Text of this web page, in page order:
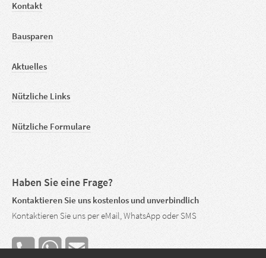
Kontakt
Bausparen
Aktuelles
Nützliche Links
Nützliche Formulare
Haben Sie eine Frage?
Kontaktieren Sie uns kostenlos und unverbindlich
Kontaktieren Sie uns per eMail, WhatsApp oder SMS